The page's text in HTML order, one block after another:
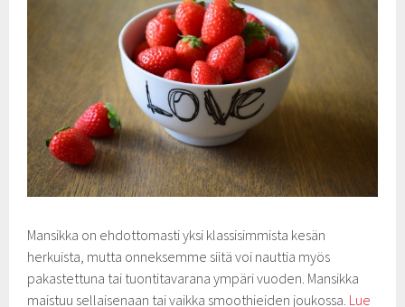
Mansikka on ehdottomasti yksi klassisimmista kesän
herkuista, mutta onneksemme siitä voi nauttia myös
pakastettuna tai tuontitavarana ympäri vuoden. Mansikka
maistuu sellaisenaan tai vaikka smoothieiden joukossa. Lue